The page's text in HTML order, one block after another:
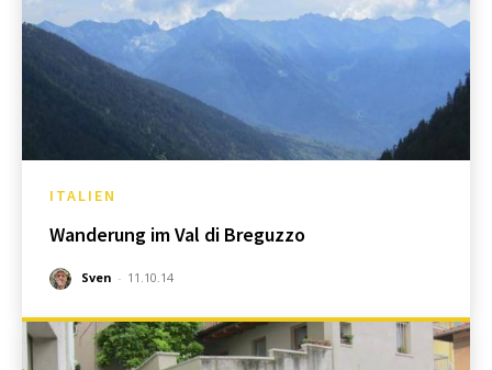
ITALIEN
Wanderung im Val di Breguzzo
Sven - 11.10.14